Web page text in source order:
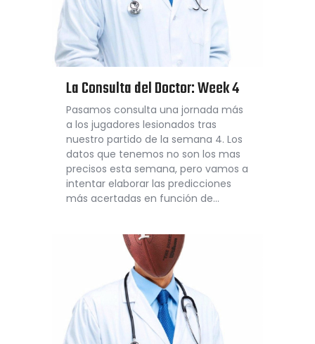
La Consulta del Doctor: Week 4
Pasamos consulta una jornada más
a los jugadores lesionados tras
nuestro partido de la semana 4. Los
datos que tenemos no son los mas
precisos esta semana, pero vamos a
intentar elaborar las predicciones
más acertadas en función de…